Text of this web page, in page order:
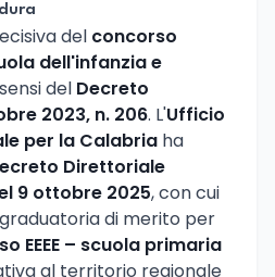
del concorso
dell'infanzia e
del Decreto
2023, n. 206. L'Ufficio
per la Calabria ha
Direttoriale
9 ottobre 2025, con cui
di merito per
EEEE – scuola primaria
al territorio regionale